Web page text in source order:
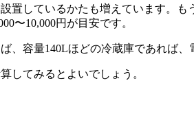
しているかたも増えています。も
〜10,000円が目安です。
容量140Lほどの冷蔵庫であれば、
してみるとよいでしょう。